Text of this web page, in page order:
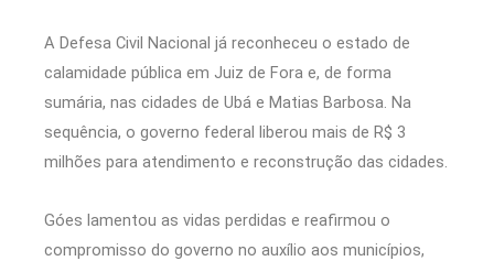
A Defesa Civil Nacional já reconheceu o estado de
calamidade pública em Juiz de Fora e, de forma
sumária, nas cidades de Ubá e Matias Barbosa. Na
sequência, o governo federal liberou mais de R$ 3
milhões para atendimento e reconstrução das cidades.
Góes lamentou as vidas perdidas e reafirmou o
compromisso do governo no auxílio aos municípios,